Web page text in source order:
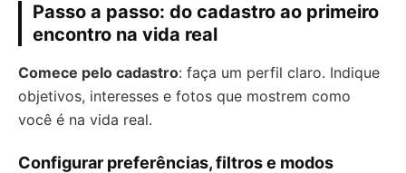
Passo a passo: do cadastro ao primeiro
encontro na vida real
Comece pelo cadastro: faça um perfil claro. Indique
objetivos, interesses e fotos que mostrem como
você é na vida real.
Configurar preferências, filtros e modos